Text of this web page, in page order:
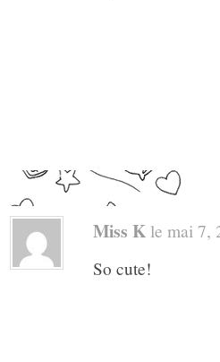
Miss K le mai 7,
So cute!